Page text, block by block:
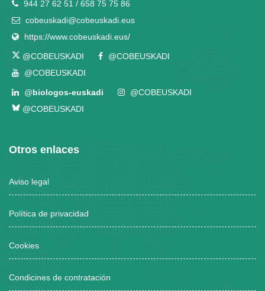
944 27 62 51 / 658 75 75 86
cobeuskadi@cobeuskadi.eus
https://www.cobeuskadi.eus/
@COBEUSKADI
@COBEUSKADI
@COBEUSKADI
@biologos-euskadi
@COBEUSKADI
@COBEUSKADI
Otros enlaces
Aviso legal
Política de privacidad
Cookies
Condicines de contratación